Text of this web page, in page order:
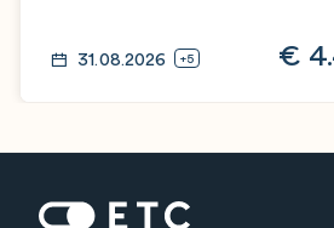
31.08.2026 +5 €
Startseite: ETC